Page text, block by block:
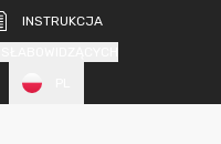
INSTRUKCJA